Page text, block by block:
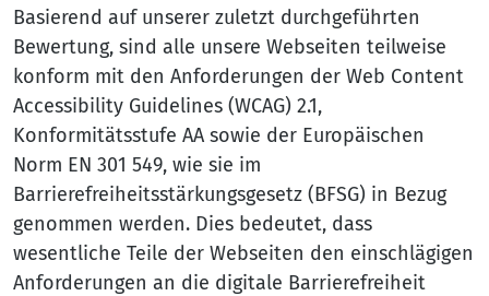
Basierend auf unserer zuletzt durchgeführten
Bewertung, sind alle unsere Webseiten teilweise
konform mit den Anforderungen der Web Content
Accessibility Guidelines (WCAG) 2.1,
Konformitätsstufe AA sowie der Europäischen
Norm EN 301 549, wie sie im
Barrierefreiheitsstärkungsgesetz (BFSG) in Bezug
genommen werden. Dies bedeutet, dass
wesentliche Teile der Webseiten den einschlägigen
Anforderungen an die digitale Barrierefreiheit